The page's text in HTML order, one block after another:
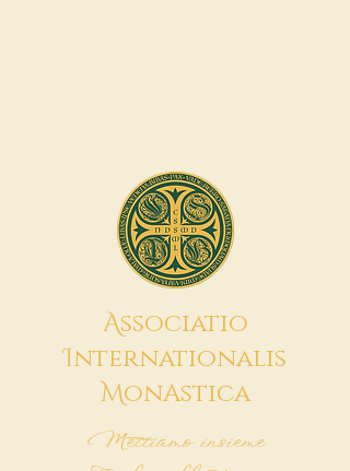
Associatio
Internationalis
MonAstica
Mettiamo insieme